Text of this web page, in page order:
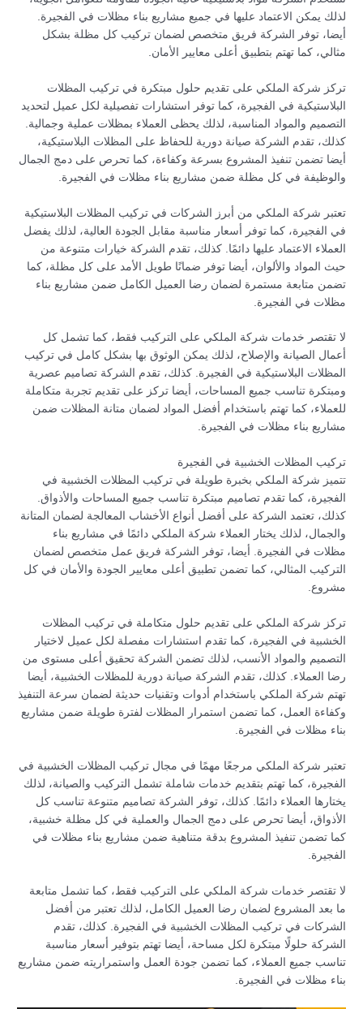
لذلك يمكن الاعتماد عليها في جميع مشاريع بناء مظلات في الفجيرة.
أيضا، توفر الشركة فريق متخصص لضمان تركيب كل مظلة بشكل
مثالي، كما تهتم بتطبيق أعلى معايير الأمان.
تركز شركة الملكي على تقديم حلول مبتكرة في تركيب المظلات
البلاستيكية في الفجيرة، كما توفر استشارات تفصيلية لكل عميل لتحديد
التصميم والمواد المناسبة، لذلك يحظى العملاء بمظلات عملية وجمالية.
كذلك، تقدم الشركة صيانة دورية للحفاظ على المظلات البلاستيكية،
أيضا تضمن تنفيذ المشروع بسرعة وكفاءة، كما تحرص على دمج الجمال
والوظيفة في كل مظلة ضمن مشاريع بناء مظلات في الفجيرة.
تعتبر شركة الملكي من أبرز الشركات في تركيب المظلات البلاستيكية
في الفجيرة، كما توفر أسعار مناسبة مقابل الجودة العالية، لذلك يفضل
العملاء الاعتماد عليها دائمًا. كذلك، تقدم الشركة خيارات متنوعة من
حيث المواد والألوان، أيضا توفر ضمانًا طويل الأمد على كل مظلة، كما
تضمن متابعة مستمرة لضمان رضا العميل الكامل ضمن مشاريع بناء
مظلات في الفجيرة.
لا تقتصر خدمات شركة الملكي على التركيب فقط، كما تشمل كل
أعمال الصيانة والإصلاح، لذلك يمكن الوثوق بها بشكل كامل في تركيب
المظلات البلاستيكية في الفجيرة. كذلك، تقدم الشركة تصاميم عصرية
ومبتكرة تناسب جميع المساحات، أيضا تركز على تقديم تجربة متكاملة
للعملاء، كما تهتم باستخدام أفضل المواد لضمان متانة المظلات ضمن
مشاريع بناء مظلات في الفجيرة.
تركيب المظلات الخشبية في الفجيرة
تتميز شركة الملكي بخبرة طويلة في تركيب المظلات الخشبية في
الفجيرة، كما تقدم تصاميم مبتكرة تناسب جميع المساحات والأذواق.
كذلك، تعتمد الشركة على أفضل أنواع الأخشاب المعالجة لضمان المتانة
والجمال، لذلك يختار العملاء شركة الملكي دائمًا في مشاريع بناء
مظلات في الفجيرة. أيضا، توفر الشركة فريق عمل متخصص لضمان
التركيب المثالي، كما تضمن تطبيق أعلى معايير الجودة والأمان في كل
مشروع.
تركز شركة الملكي على تقديم حلول متكاملة في تركيب المظلات
الخشبية في الفجيرة، كما تقدم استشارات مفصلة لكل عميل لاختيار
التصميم والمواد الأنسب، لذلك تضمن الشركة تحقيق أعلى مستوى من
رضا العملاء. كذلك، تقدم الشركة صيانة دورية للمظلات الخشبية، أيضا
تهتم شركة الملكي باستخدام أدوات وتقنيات حديثة لضمان سرعة التنفيذ
وكفاءة العمل، كما تضمن استمرار المظلات لفترة طويلة ضمن مشاريع
بناء مظلات في الفجيرة.
تعتبر شركة الملكي مرجعًا مهمًا في مجال تركيب المظلات الخشبية في
الفجيرة، كما تهتم بتقديم خدمات شاملة تشمل التركيب والصيانة، لذلك
يختارها العملاء دائمًا. كذلك، توفر الشركة تصاميم متنوعة تناسب كل
الأذواق، أيضا تحرص على دمج الجمال والعملية في كل مظلة خشبية،
كما تضمن تنفيذ المشروع بدقة متناهية ضمن مشاريع بناء مظلات في
الفجيرة.
لا تقتصر خدمات شركة الملكي على التركيب فقط، كما تشمل متابعة
ما بعد المشروع لضمان رضا العميل الكامل، لذلك تعتبر من أفضل
الشركات في تركيب المظلات الخشبية في الفجيرة. كذلك، تقدم
الشركة حلولًا مبتكرة لكل مساحة، أيضا تهتم بتوفير أسعار مناسبة
تناسب جميع العملاء، كما تضمن جودة العمل واستمراريته ضمن مشاريع
بناء مظلات في الفجيرة.